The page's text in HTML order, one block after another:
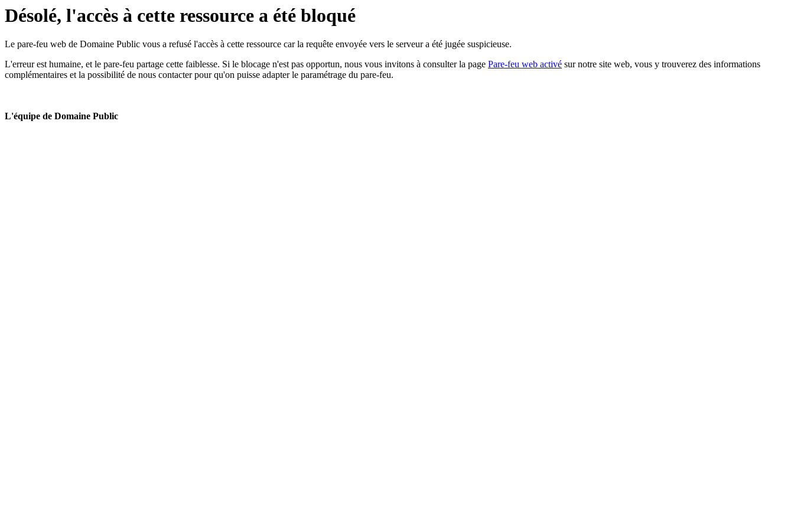
Désolé, l'accès à cette ressource a été bloqué
Le pare-feu web de Domaine Public vous a refusé l'accès à cette ressource car la requête envoyée vers le serveur a été jugée suspicieuse.
L'erreur est humaine, et le pare-feu partage cette faiblesse. Si le blocage n'est pas opportun, nous vous invitons à consulter la page Pare-feu web activé sur notre site web, vous y trouverez des informations
complémentaires et la possibilité de nous contacter pour qu'on puisse adapter le paramétrage du pare-feu.
L'équipe de Domaine Public